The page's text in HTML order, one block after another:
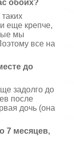
обоих?
еще крепче,
мы
все на
до
задолго до
после
дочь (она
7 месяцев,